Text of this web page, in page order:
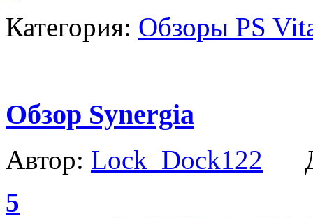
Категория: Обзоры PS
Обзор Synergia
Автор: Lock_Dock122
5